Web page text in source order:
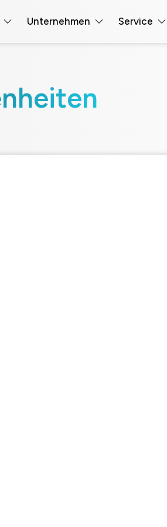
Unternehmen Service